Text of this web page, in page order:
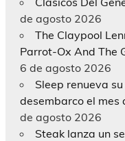
de agosto 2026
The Claypool
Parrot-Ox And The
6 de agosto 2026
Sleep renueva
desembarco el mes
de agosto 2026
Steak lanza un